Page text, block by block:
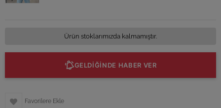
Ürün stoklarımızda kalmamıştır.
GELDİĞİNDE HABER VER
Favorilere Ekle